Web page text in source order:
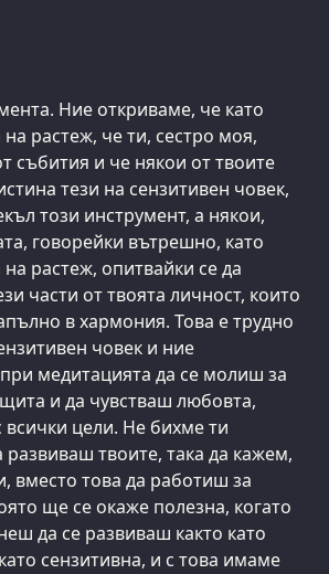
Ние откриваме, че като
растеж, че ти, сестро моя,
събития и че някои от твоите
тези на сензитивен човек,
този инструмент, а някои,
говорейки вътрешно, като
растеж, опитвайки се да
части от твоята личност, които
в хармония. Това е трудно
човек и ние
медитацията да се молиш за
и да чувстваш любовта,
всички цели. Не бихме ти
твоите, така да кажем,
вместо това да работиш за
ще се окаже полезна, когато
да се развиваш както като
сензитивна, и с това имаме